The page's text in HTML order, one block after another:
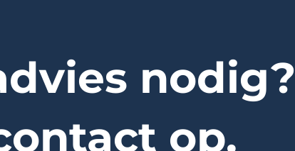
nodig?
op.